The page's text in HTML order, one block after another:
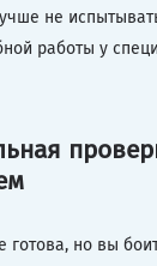
не
работы у
но вы